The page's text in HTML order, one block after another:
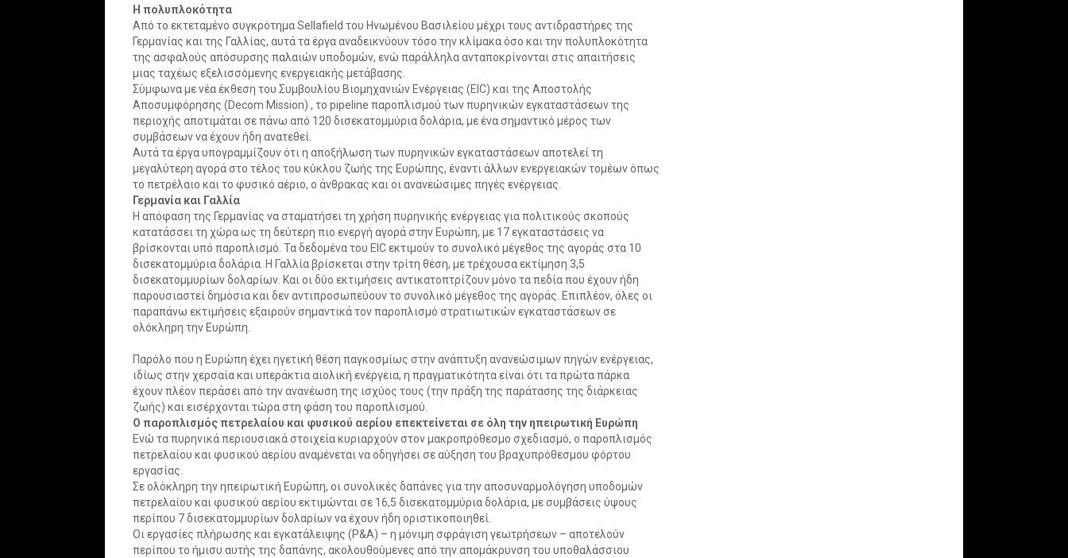
Η πολυπλοκότητα
Από το εκτεταμένο συγκρότημα Sellafield του Ηνωμένου Βασιλείου μέχρι τους αντιδραστήρες της
Γερμανίας και της Γαλλίας, αυτά τα έργα αναδεικνύουν τόσο την κλίμακα όσο και την πολυπλοκότητα
της ασφαλούς απόσυρσης παλαιών υποδομών, ενώ παράλληλα ανταποκρίνονται στις απαιτήσεις
μιας ταχέως εξελισσόμενης ενεργειακής μετάβασης.
Σύμφωνα με νέα έκθεση του Συμβουλίου Βιομηχανιών Ενέργειας (EIC) και της Αποστολής
Αποσυμφόρησης (Decom Mission) , το pipeline παροπλισμού των πυρηνικών εγκαταστάσεων της
περιοχής αποτιμάται σε πάνω από 120 δισεκατομμύρια δολάρια, με ένα σημαντικό μέρος των
συμβάσεων να έχουν ήδη ανατεθεί.
Αυτά τα έργα υπογραμμίζουν ότι η αποξήλωση των πυρηνικών εγκαταστάσεων αποτελεί τη
μεγαλύτερη αγορά στο τέλος του κύκλου ζωής της Ευρώπης, έναντι άλλων ενεργειακών τομέων όπως
το πετρέλαιο και το φυσικό αέριο, ο άνθρακας και οι ανανεώσιμες πηγές ενέργειας.
Γερμανία και Γαλλία
Η απόφαση της Γερμανίας να σταματήσει τη χρήση πυρηνικής ενέργειας για πολιτικούς σκοπούς
κατατάσσει τη χώρα ως τη δεύτερη πιο ενεργή αγορά στην Ευρώπη, με 17 εγκαταστάσεις να
βρίσκονται υπό παροπλισμό. Τα δεδομένα του EIC εκτιμούν το συνολικό μέγεθος της αγοράς στα 10
δισεκατομμύρια δολάρια. Η Γαλλία βρίσκεται στην τρίτη θέση, με τρέχουσα εκτίμηση 3,5
δισεκατομμυρίων δολαρίων. Και οι δύο εκτιμήσεις αντικατοπτρίζουν μόνο τα πεδία που έχουν ήδη
παρουσιαστεί δημόσια και δεν αντιπροσωπεύουν το συνολικό μέγεθος της αγοράς. Επιπλέον, όλες οι
παραπάνω εκτιμήσεις εξαιρούν σημαντικά τον παροπλισμό στρατιωτικών εγκαταστάσεων σε
ολόκληρη την Ευρώπη.
Παρόλο που η Ευρώπη έχει ηγετική θέση παγκοσμίως στην ανάπτυξη ανανεώσιμων πηγών ενέργειας,
ιδίως στην χερσαία και υπεράκτια αιολική ενέργεια, η πραγματικότητα είναι ότι τα πρώτα πάρκα
έχουν πλέον περάσει από την ανανέωση της ισχύος τους (την πράξη της παράτασης της διάρκειας
ζωής) και εισέρχονται τώρα στη φάση του παροπλισμού.
Ο παροπλισμός πετρελαίου και φυσικού αερίου επεκτείνεται σε όλη την ηπειρωτική Ευρώπη
Ενώ τα πυρηνικά περιουσιακά στοιχεία κυριαρχούν στον μακροπρόθεσμο σχεδιασμό, ο παροπλισμός
πετρελαίου και φυσικού αερίου αναμένεται να οδηγήσει σε αύξηση του βραχυπρόθεσμου φόρτου
εργασίας.
Σε ολόκληρη την ηπειρωτική Ευρώπη, οι συνολικές δαπάνες για την αποσυναρμολόγηση υποδομών
πετρελαίου και φυσικού αερίου εκτιμώνται σε 16,5 δισεκατομμύρια δολάρια, με συμβάσεις ύψους
περίπου 7 δισεκατομμυρίων δολαρίων να έχουν ήδη οριστικοποιηθεί.
Οι εργασίες πλήρωσης και εγκατάλειψης (P&A) – η μόνιμη σφράγιση γεωτρήσεων – αποτελούν
περίπου το ήμισυ αυτής της δαπάνης, ακολουθούμενες από την απομάκρυνση του υποθαλάσσιου